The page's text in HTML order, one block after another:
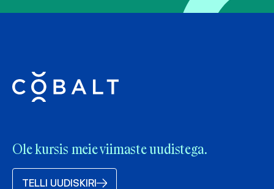
Ole kursis meie viimaste uudistega.
TELLI UUDISKIRI